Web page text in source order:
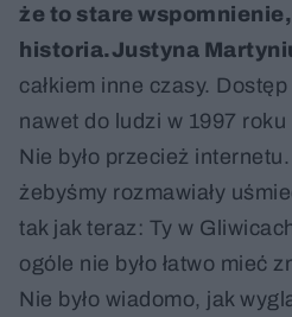
że to stare
historia.Justyna
całkiem inne czasy.
nawet do ludzi w 1997 roku
Nie było przecież
żebyśmy rozmawiały
tak jak teraz: Ty w
ogóle nie było łatwo mieć
Nie było wiadomo, jak